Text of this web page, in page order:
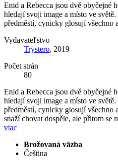
Enid a Rebecca jsou dvě obyčejné
hledají svoji image a místo ve
předměstí, cynicky glosují všechno
Vydavateľstvo
Trystero, 2019
Počet strán
80
Enid a Rebecca jsou dvě obyčejné
hledají svoji image a místo ve
předměstí, cynicky glosují všechno
snaží chovat dospěle, ale přitom se
viac
Brožovaná väzba
Čeština